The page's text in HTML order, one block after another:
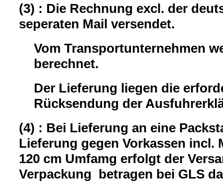
(3) : Die Rechnung excl. der
seperaten Mail versendet.
Vom Transportunternehmen
berechnet.
Der Lieferung liegen die
Rücksendung der
(4) : Bei Lieferung an eine
Lieferung gegen Vorkassen incl.
120 cm Umfamg erfolgt der
Verpackung betragen bei GLS